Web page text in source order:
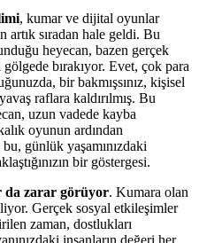
, kumar ve dijital oyunlar
artık sıradan hale geldi. Bu
heyecan, bazen gerçek
bırakıyor. Evet, çok para
bir bakmışsınız, kişisel
raflara kaldırılmış. Bu
uzun vadede kayba
oyunun ardından
günlük yaşamınızdaki
bir göstergesi.
da zarar görüyor. Kumara olan
Gerçek sosyal etkileşimler
zaman, dostlukları
insanların değeri her